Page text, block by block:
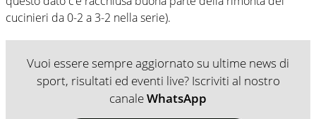
cucinieri da 0-2 a 3-2 nella serie).
Vuoi essere sempre aggiornato su ultime news di
sport, risultati ed eventi live? Iscriviti al nostro
canaleWhatsApp